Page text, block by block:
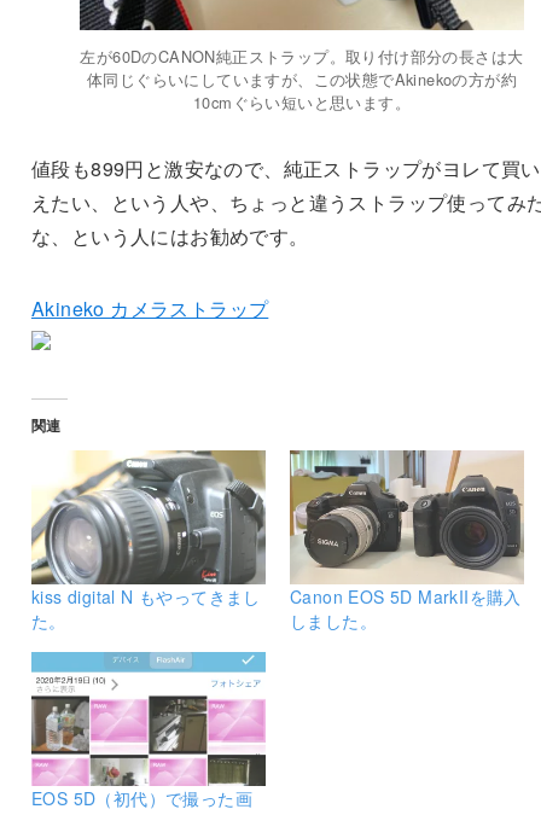
左が60DのCANON純正ストラップ。取り付け部分の長さは大
体同じぐらいにしていますが、この状態でAkinekoの方が約
10cmぐらい短いと思います。
値段も899円と激安なので、純正ストラップがヨレて買
えたい、という人や、ちょっと違うストラップ使ってみ
な、という人にはお勧めです。
Akineko カメラストラップ
関連
kiss digital N もやってきまし
た。
Canon EOS 5D MarkIIを購入
しました。
EOS 5D（初代）で撮った画